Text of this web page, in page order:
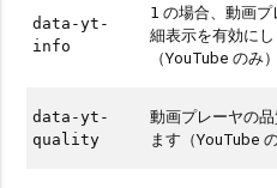
data-yt-
info
1 の場合、動画
細表示を有効に
（YouTube のみ）
data-yt-
quality
動画プレーヤの
ます（YouTube の